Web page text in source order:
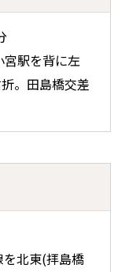
駅を背に左
。田島橋交差
北東(拝島橋
い